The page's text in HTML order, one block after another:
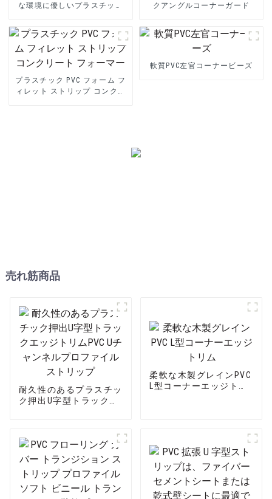
な環境に優しいプラスチック
クアングルコーナーガード
プラスチック PVC フォーム フ
ィレット ストリップ コンクリ
軟質PVC左官コーナービーズ
売れ筋商品
耐久性のあるプラスチッ
ク押出U字型トラックエ
柔軟な木製グレインPVC
L型コーナーエッジトリ